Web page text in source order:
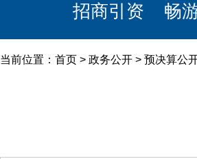
招商引资 畅
当前位置： 首页 > 政务公开 > 预决算公